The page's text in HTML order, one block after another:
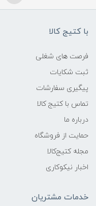
با کتیج کالا
فرصت های شغلی
ثبت شکایات
پیگیری سفارشات
تماس با کتیج کالا
درباره ما
حمایت از فروشگاه
مجله کتیج‌کالا
اخبار نیکوکاری
خدمات مشتریان